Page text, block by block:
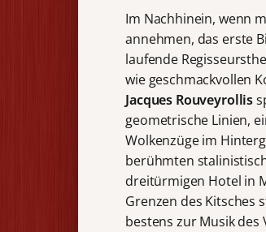
Im Nachhinein, wenn
annehmen, das erste
laufende
wie geschmackvollen
Jacques Rouveyrollis
geometrische Linien,
Wolkenzüge im
berühmten
dreitürmigen Hotel in
Grenzen des Kitsches
bestens zur Musik